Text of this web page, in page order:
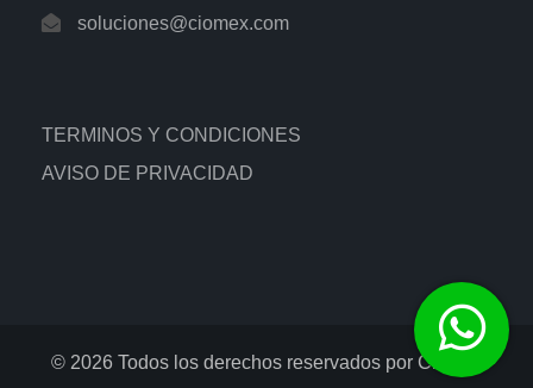
soluciones@ciomex.com
TERMINOS Y CONDICIONES
AVISO DE PRIVACIDAD
© 2026 Todos los derechos reservados por Ciomex